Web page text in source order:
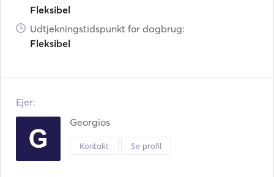
Fleksibel
Udtjekningstidspunkt for dagbrug:
Fleksibel
Ejer:
Georgios
Kontakt Se profil